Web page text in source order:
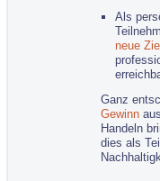
Als
neue
Ganz
Gewinn
Handeln
dies als